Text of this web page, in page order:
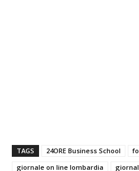
TAGS 24ORE Business School
giornale on line lombardia